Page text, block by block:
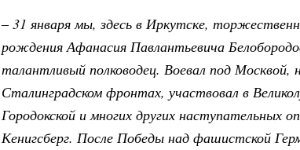
–31 января мы, здесь в Иркутске,
рождения Афанасия Павлантьевича
талантливый полководец. Воевал под
Сталинградском фронтах, участвовал в
Городокской и многих других наступательных
Кенигсберг. После Победы над фашистской